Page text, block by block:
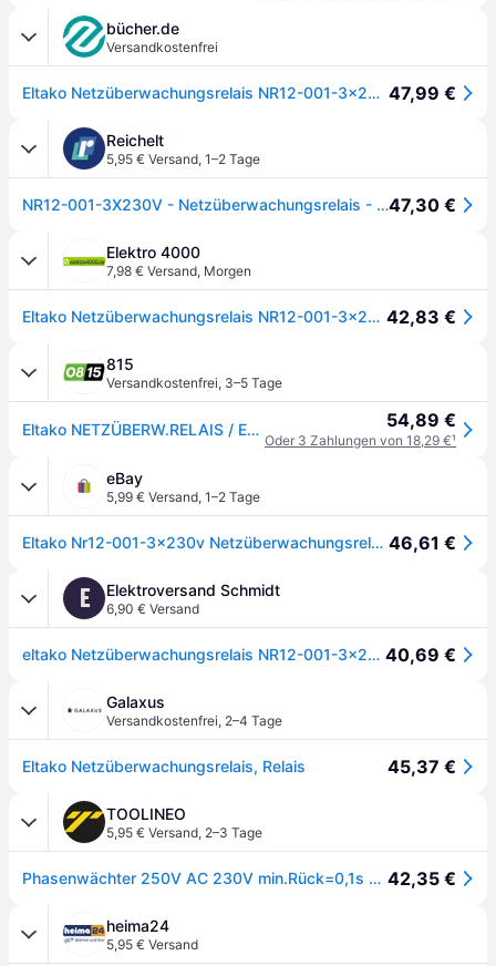
bücher.de
Versandkostenfrei
Eltako Netzüberwachungsrelais NR12-001-3x230V 47,99 €
Reichelt
5,95 € Versand, 1–2 Tage
NR12-001-3X230V - Netzüberwachungsrelais - 1 Wechsler, 250V/10A47,30 €
Elektro 4000
7,98 € Versand, Morgen
Eltako Netzüberwachungsrelais NR12-001-3x230V 22001330 42,83 €
815
Versandkostenfrei, 3–5 Tage
Eltako NETZÜBERW.RELAIS / ELTAKO NR12-001-3X230V 22001330 54,89 €
Oder 3 Zahlungen von 18,29 €¹
eBay
5,99 € Versand, 1–2 Tage
Eltako Nr12-001-3x230v Netzüberwachungsrelais 1w 10a Potenzialfrei 46,61 €
E Elektroversand Schmidt
6,90 € Versand
eltako Netzüberwachungsrelais NR12-001-3x230V, 1 Wechsler 40,69 €
Galaxus
Versandkostenfrei, 2–4 Tage
Eltako Netzüberwachungsrelais, Relais 45,37 €
TOOLINEO
5,95 € Versand, 2–3 Tage
Phasenwächter 250V AC 230V min.Rück=0,1s max.Rück=8s 42,35 €
heima24
5,95 € Versand